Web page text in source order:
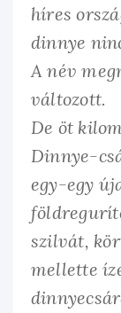
híres
dinnye
A név
változott.
De öt
Dinnye-
egy-egy
szilvát,
mellette